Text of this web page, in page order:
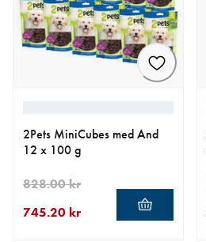
2Pets MiniCubes med And
12 x 100 g
745.20 kr
828.00 kr